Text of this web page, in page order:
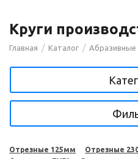
Круги
Главная / Каталог /
Отрезные 125мм Отрезные